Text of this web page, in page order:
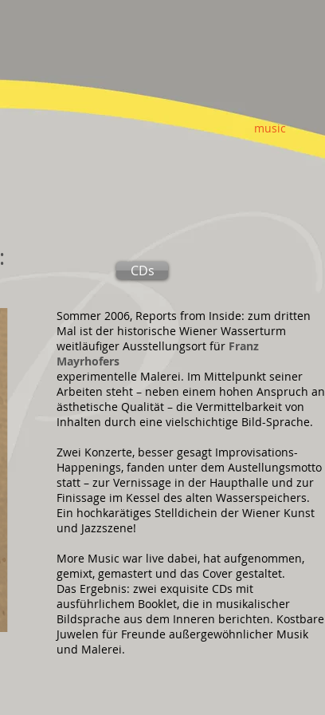
music
:
CDs
Sommer 2006, Reports from Inside: zum dritten
Mal ist der historische Wiener Wasserturm
weitläufiger Ausstellungsort für Franz
Mayrhofers
experimentelle Malerei. Im Mittelpunkt seiner
Arbeiten steht – neben einem hohen Anspruch an
ästhetische Qualität – die Vermittelbarkeit von
Inhalten durch eine vielschichtige Bild-Sprache.
Zwei Konzerte, besser gesagt Improvisations-
Happenings, fanden unter dem Austellungsmotto
statt – zur Vernissage in der Haupthalle und zur
Finissage im Kessel des alten Wasserspeichers.
Ein hochkarätiges Stelldichein der Wiener Kunst
und Jazzszene!
More Music war live dabei, hat aufgenommen,
gemixt, gemastert und das Cover gestaltet.
Das Ergebnis: zwei exquisite CDs mit
ausführlichem Booklet, die in musikalischer
Bildsprache aus dem Inneren berichten. Kostbare
Juwelen für Freunde außergewöhnlicher Musik
und Malerei.